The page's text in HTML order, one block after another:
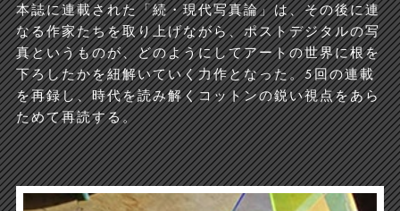
本誌に連載された「続・現代写真論」は、その後に連
なる作家たちを取り上げながら、ポストデジタルの写
真というものが、どのようにしてアートの世界に根を
下ろしたかを紐解いていく力作となった。5回の連載
を再録し、時代を読み解くコットンの鋭い視点をあら
ためて再読する。